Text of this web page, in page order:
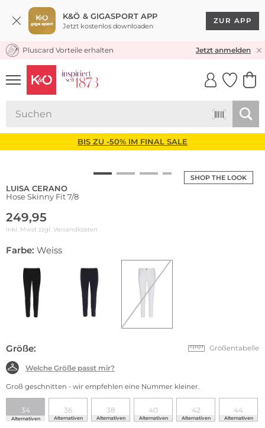
K&Ö & GIGASPORT APP
Jetzt kostenlos downloaden
ZUR APP
KOSTENLOSER VERSAND* & RÜCKVERSAND
Pluscard Vorteile erhalten Jetzt anmelden
UNSERE APP
CLICK &
BIS ZU -50% IM FINAL SALE
SHOP THE LOOK
LUISA CERANO
Hose Skinny Fit 7/8
249,95
inkl. Mwst zzgl. Versandkosten
Farbe: Weiss
Größe: Größentabelle
Welche Größe passt mir?
Groß geschnitten - wir empfehlen eine Nummer kleiner.
34
Alternativen
36
Alternativen
38
Alternativen
40
Alternativen
42
Alternativen
44
Alternativen